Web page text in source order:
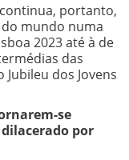
portanto,
mundo numa
2023 até à de
das
Jubileu dos Jovens
se
por